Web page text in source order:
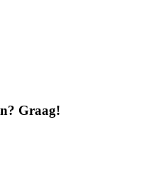
Graag!